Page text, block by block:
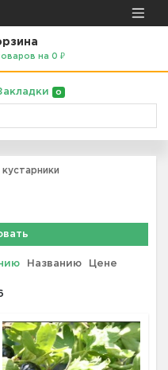
на 0 ₽
0
Названию
Цене